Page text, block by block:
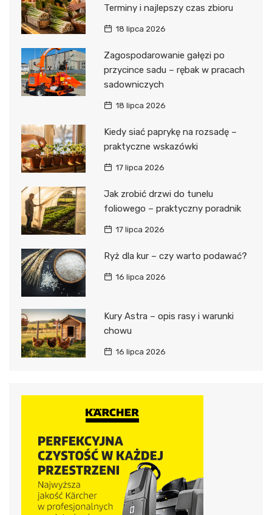
Terminy i najlepszy czas zbioru
18 lipca 2026
Zagospodarowanie gałęzi po
przycince sadu – rębak w pracach
sadowniczych
18 lipca 2026
Kiedy siać paprykę na rozsadę –
praktyczne wskazówki
17 lipca 2026
Jak zrobić drzwi do tunelu
foliowego – praktyczny poradnik
17 lipca 2026
Ryż dla kur – czy warto podawać?
16 lipca 2026
Kury Astra – opis rasy i warunki
chowu
16 lipca 2026